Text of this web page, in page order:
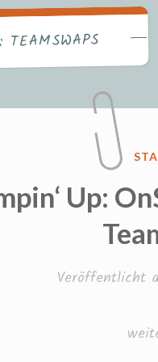
TEAMSWAPS
Up:
Veröffentlicht